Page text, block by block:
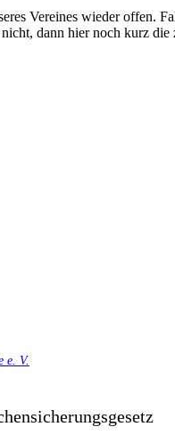
Vereines wieder offen.
dann hier noch kurz die
e. V.